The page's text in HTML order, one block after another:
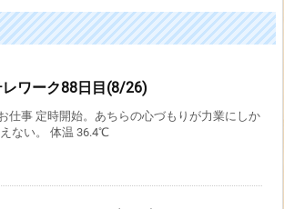
レワーク88日目(8/26)
仕事 定時開始。あちらの心づもりが力業にしか
ない。 体温 36.4℃